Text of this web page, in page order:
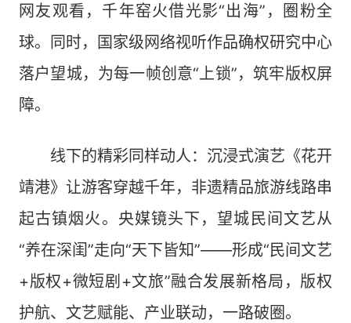
网友观看，千年窑火借光影“出海”，圈粉全
球。同时，国家级网络视听作品确权研究中心
落户望城，为每一帧创意“上锁”，筑牢版权屏
障。
线下的精彩同样动人：沉浸式演艺《花开
靖港》让游客穿越千年，非遗精品旅游线路串
起古镇烟火。央媒镜头下，望城民间文艺从
“养在深闺”走向“天下皆知”——形成“民间文艺
+版权+微短剧+文旅”融合发展新格局，版权
护航、文艺赋能、产业联动，一路破圈。